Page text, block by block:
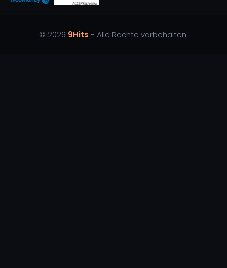
© 2026 9Hits - Alle Rechte vorbehalten.